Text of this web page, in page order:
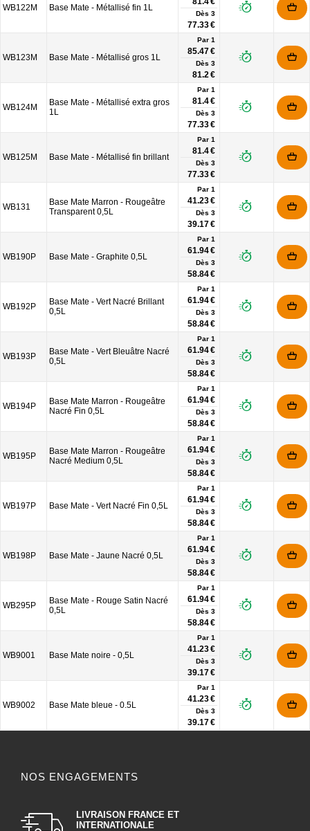
WB122M Base Mate - Métallisé fin 1L
Dès 3
77.33 €
WB123M Base Mate - Métallisé gros 1L
Par 1
85.47 €
Dès 3
81.2 €
WB124M
Base Mate - Métallisé extra gros
1L
Par 1
81.4 €
Dès 3
77.33 €
WB125M Base Mate - Métallisé fin brillant
Par 1
81.4 €
Dès 3
77.33 €
WB131
Base Mate Marron - Rougeâtre
Transparent 0,5L
Par 1
41.23 €
Dès 3
39.17 €
WB190P Base Mate - Graphite 0,5L
Par 1
61.94 €
Dès 3
58.84 €
WB192P
Base Mate - Vert Nacré Brillant
0,5L
Par 1
61.94 €
Dès 3
58.84 €
WB193P
Base Mate - Vert Bleuâtre Nacré
0,5L
Par 1
61.94 €
Dès 3
58.84 €
WB194P
Base Mate Marron - Rougeâtre
Nacré Fin 0,5L
Par 1
61.94 €
Dès 3
58.84 €
WB195P
Base Mate Marron - Rougeâtre
Nacré Medium 0,5L
Par 1
61.94 €
Dès 3
58.84 €
WB197P Base Mate - Vert Nacré Fin 0,5L
Par 1
61.94 €
Dès 3
58.84 €
WB198P Base Mate - Jaune Nacré 0,5L
Par 1
61.94 €
Dès 3
58.84 €
WB295P
Base Mate - Rouge Satin Nacré
0,5L
Par 1
61.94 €
Dès 3
58.84 €
WB9001 Base Mate noire - 0,5L
Par 1
41.23 €
Dès 3
39.17 €
WB9002 Base Mate bleue - 0.5L
Par 1
41.23 €
Dès 3
39.17 €
NOS ENGAGEMENTS
LIVRAISON FRANCE ET
INTERNATIONALE